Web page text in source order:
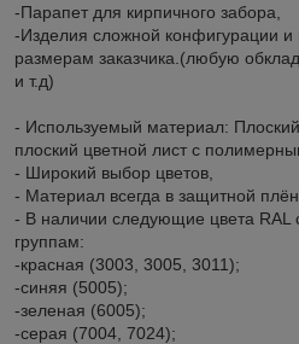
-Парапет для кирпичного забора,
-Изделия сложной конфигурации и
размерам заказчика.(любую
и т.д)
- Используемый материал:
плоский цветной лист с
- Широкий выбор цветов,
- Материал всегда в защитной
- В наличии следующие цвета RAL
группам:
-красная (3003, 3005, 3011);
-синяя (5005);
-зеленая (6005);
-серая (7004, 7024);